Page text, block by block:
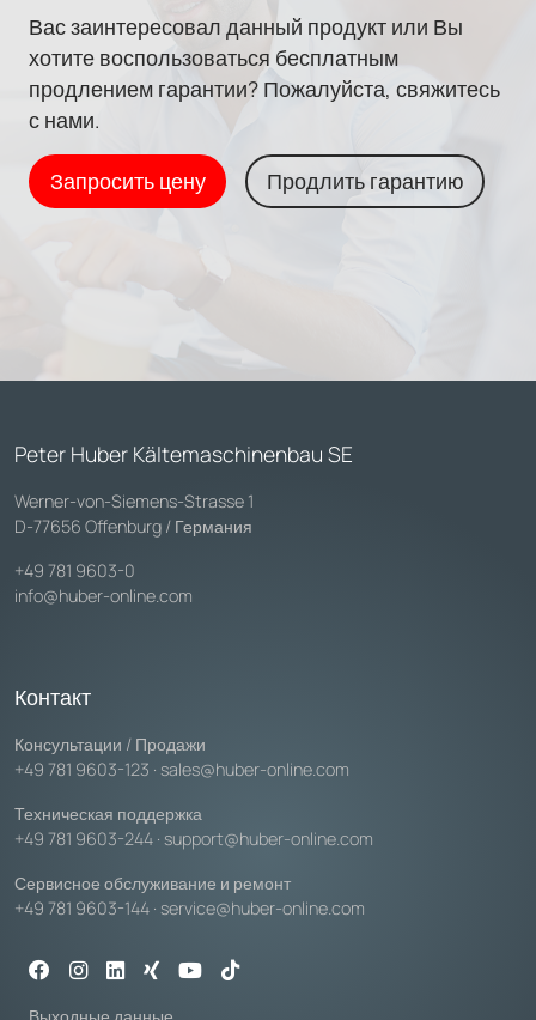
Вас заинтересовал данный продукт или Вы
хотите воспользоваться бесплатным
продлением гарантии? Пожалуйста, свяжитесь
с нами.
Запросить цену Продлить гарантию
Peter Huber Kältemaschinenbau SE
Werner-von-Siemens-Strasse 1
D-77656 Offenburg / Германия
+49 781 9603-0
info@huber-online.com
Контакт
Консультации / Продажи
+49 781 9603-123 · sales@huber-online.com
Техническая поддержка
+49 781 9603-244 · support@huber-online.com
Сервисное обслуживание и ремонт
+49 781 9603-144 · service@huber-online.com